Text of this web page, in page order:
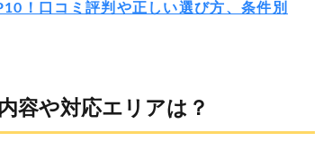
！口コミ評判や正しい選び方、条件別
容や対応エリアは？